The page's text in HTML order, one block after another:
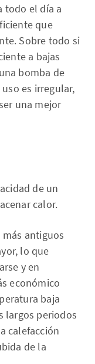
todo el día a
que
Sobre todo si
a bajas
bomba de
es irregular,
una mejor
de un
calor.
antiguos
lo que
y en
económico
baja
largos periodos
calefacción
de la